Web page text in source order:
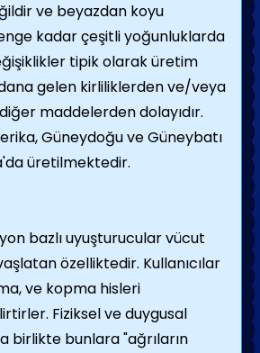
ve beyazdan koyu
kadar çeşitli yoğunluklarda
tipik olarak üretim
gelen kirliliklerden ve/veya
maddelerden dolayıdır.
Güneydoğu ve Güneybatı
üretilmektedir.
bazlı uyuşturucular vücut
özelliktedir. Kullanıcılar
ve kopma hisleri
Fiziksel ve duygusal
birlikte bunlara "ağrıların